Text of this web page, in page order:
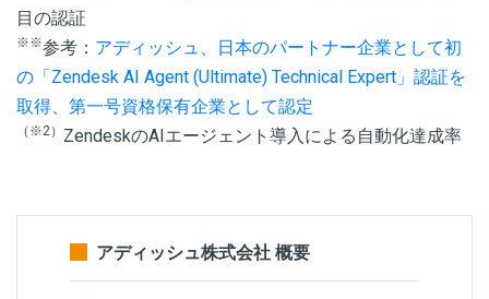
目の認証
※※参考： アディッシュ、日本のパートナー企業として初
の「Zendesk AI Agent (Ultimate) Technical Expert」認証を
取得、第一号資格保有企業として認定
（※2） ZendeskのAIエージェント導入による自動化達成率
アディッシュ株式会社 概要